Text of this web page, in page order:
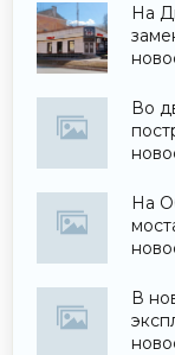
На
Во
На
В